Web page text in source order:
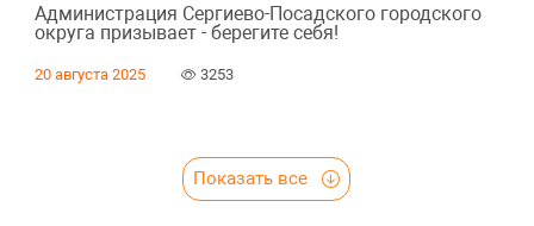
Администрация Сергиево-Посадского городского
округа призывает - берегите себя!
20 августа 2025 3253
Показать все